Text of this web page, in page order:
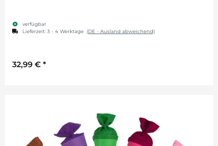
verfügbar
Lieferzeit: 3 - 4 Werktage (DE - Ausland abweichend)
32,99 € *